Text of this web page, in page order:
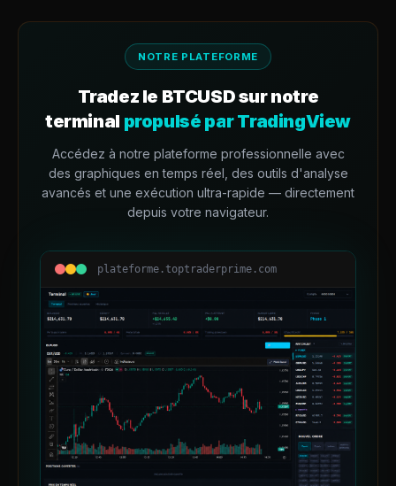
NOTRE PLATEFORME
Tradez le BTCUSDsur notre
terminal propulsé par TradingView
Accédez à notre plateforme professionnelle avec
des graphiques en temps réel, des outils d'analyse
avancés et une exécution ultra-rapide — directement
depuis votre navigateur.
plateforme.toptraderprime.com